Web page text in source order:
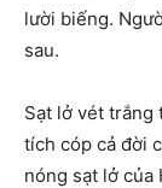
lười biếng.
sau.
Sạt lở vét trắng
tích cóp cả đời
nóng sạt lở của